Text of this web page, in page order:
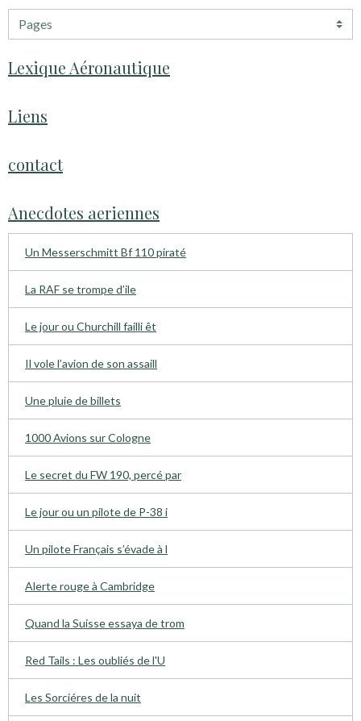
Lexique Aéronautique
Liens
contact
Anecdotes aeriennes
Un Messerschmitt Bf 110 piraté
La RAF se trompe d’ile
Le jour ou Churchill failli êt
Il vole l’avion de son assaill
Une pluie de billets
1000 Avions sur Cologne
Le secret du FW 190, percé par
Le jour ou un pilote de P-38 i
Un pilote Français s’évade à l
Alerte rouge à Cambridge
Quand la Suisse essaya de trom
Red Tails : Les oubliés de l'U
Les Sorciéres de la nuit